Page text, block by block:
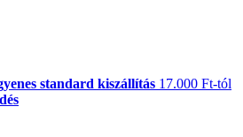
standard kiszállítás 17.000 Ft-tól